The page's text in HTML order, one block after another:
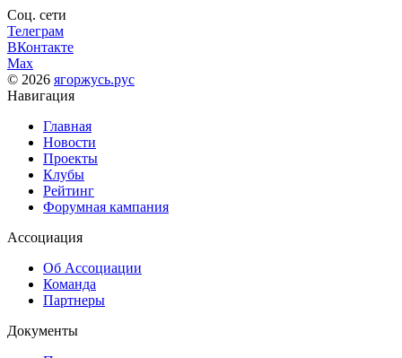
Соц. сети
Телеграм
ВКонтакте
Max
© 2026 ягоржусь.рус
Навигация
Главная
Новости
Проекты
Клубы
Рейтинг
Форумная кампания
Ассоциация
Об Ассоциации
Команда
Партнеры
Документы